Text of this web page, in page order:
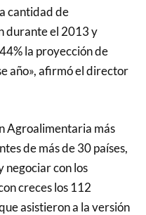
cantidad de
durante el 2013 y
la proyección de
año», afirmó el director
Agroalimentaria más
de más de 30 países,
con los
creces los 112
asistieron a la versión